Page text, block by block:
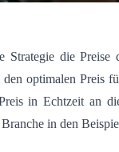
Strategie die
optimalen Preis
in Echtzeit an
in den